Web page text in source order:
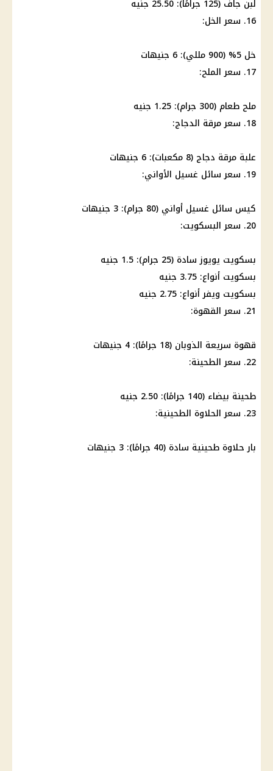
لبن جاف (125 جرامًا): 25.50 جنيه
16. سعر الخل:
خل 5% (900 مللي): 6 جنيهات
17. سعر الملح:
ملح طعام (300 جرام): 1.25 جنيه
18. سعر مرقة الدجاج:
علبة مرقة دجاج (8 مكعبات): 6 جنيهات
19. سعر سائل غسيل الأواني:
كيس سائل غسيل أواني (80 جرام): 3 جنيهات
20. سعر البسكويت:
بسكويت يويوز سادة (25 جرام): 1.5 جنيه
بسكويت أنواع: 3.75 جنيه
بسكويت ويفر أنواع: 2.75 جنيه
21. سعر القهوة:
قهوة سريعة الذوبان (18 جرامًا): 4 جنيهات
22. سعر الطحينة:
طحينة بيضاء (140 جرامًا): 2.50 جنيه
23. سعر الحلاوة الطحينية:
بار حلاوة طحينية سادة (40 جرامًا): 3 جنيهات